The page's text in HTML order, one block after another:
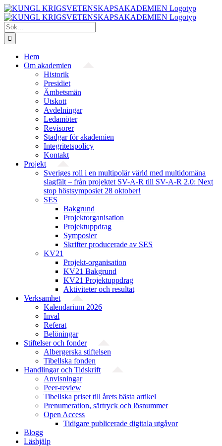
Fortsätt
till
innehållet
Sök
efter:
Hem
Om akademien
Historik
Presidiet
Ämbetsmän
Utskott
Avdelningar
Ledamöter
Revisorer
Stadgar för akademien
Integritetspolicy
Kontakt
Projekt
Sveriges roll i en multipolär värld med multidomäna
slagfält – från projektet SV-A-R till SV-A-R 2.0: Next
stop höstsymposiet 28 oktober!
SES
Bakgrund
Projekt­organisation
Projektuppdrag
Symposier
Skrifter producerade av SES
KV21
Projekt-organisation
KV21 Bakgrund
KV21 Projektuppdrag
Aktiviteter och resultat
Verksamhet
Kalendarium 2026
Inval
Referat
Belöningar
Stiftelser och fonder
Albergerska stiftelsen
Tibellska fonden
Handlingar och Tidskrift
Anvisningar
Peer-review
Tibellska priset till årets bästa artikel
Prenumeration, särtryck och lösnummer
Open Access
Tidigare publicerade digitala utgåvor
Blogg
Läshjälp